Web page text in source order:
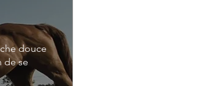
douce
de se